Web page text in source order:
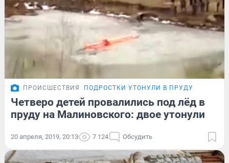
ПРОИСШЕСТВИЯ ПОДРОСТКИ УТОНУЛИ В ПРУДУ
Четверо детей провалились под лёд в
пруду на Малиновского: двое утонули
20 апреля, 2019, 20:13 7 124 Обсудить